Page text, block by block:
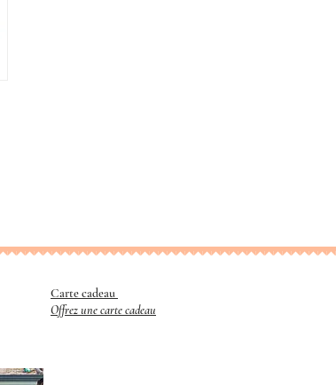
Carte cadeau
Offrez une carte cadeau